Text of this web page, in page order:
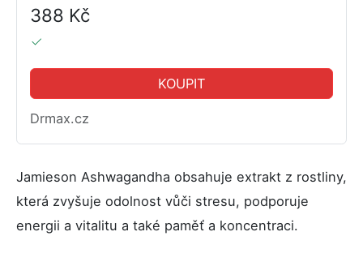
388 Kč
KOUPIT
Drmax.cz
Jamieson Ashwagandha obsahuje extrakt z rostliny,
která zvyšuje odolnost vůči stresu, podporuje
energii a vitalitu a také paměť a koncentraci.